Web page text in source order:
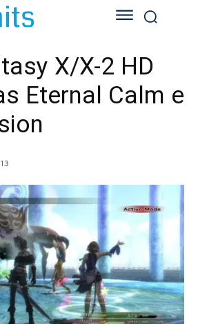
X/X-2 HD
Eternal Calm e